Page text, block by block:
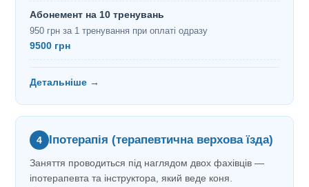
Абонемент на 10 тренувань
950 грн за 1 тренування при оплаті одразу
9500 грн
Детальніше →
4 Іпотерапія (терапевтична верхова їзда)
Заняття проводиться під наглядом двох фахівців —
іпотерапевта та інструктора, який веде коня.